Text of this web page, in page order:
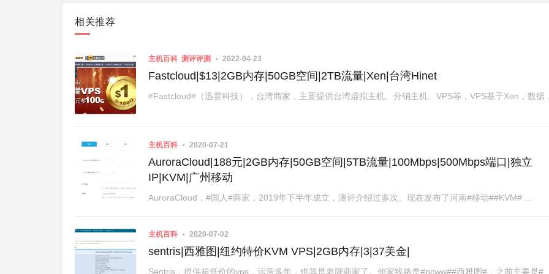
相关推荐
主机百科 测评评测 2022-04-23
Fastcloud|$13|2GB内存|50GB空间|2TB流量|Xen|台湾Hinet
#Fastcloud#（迅雲科技），台湾商家，主要提供台湾虚拟主机、分销主机、VPS等，VPS基于Xen，数
主机百科 2020-07-21
AuroraCloud|188元|2GB内存|50GB空间|5TB流量|100Mbps|500Mbps端口|独立
IP|KVM|广州移动
主机百科 2020-07-02
sentris|西雅图|纽约特价KVM VPS|2GB内存|3|37美金|
Sentris，提供超低价的vps，运营多年，也算是老牌商家了。他家线路是#pcww##西雅图#，之前主要是#